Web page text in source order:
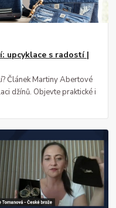
upcyklace s radostí |
Článek Martiny Abertové
džínů. Objevte praktické i